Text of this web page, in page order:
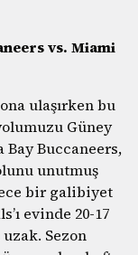
vs. Miami
ulaşırken bu
Güney
Buccaneers,
unutmuş
bir galibiyet
evinde 20-17
Sezon